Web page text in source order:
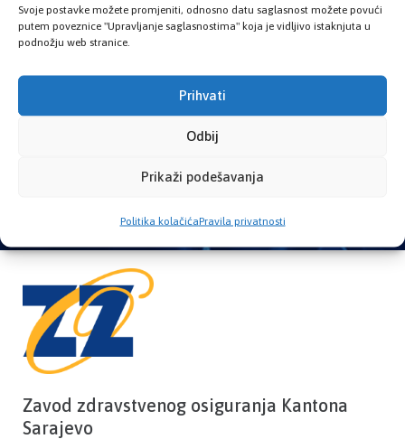
Svoje postavke možete promjeniti, odnosno datu saglasnost možete povući
putem poveznice "Upravljanje saglasnostima" koja je vidljivo istaknjuta u
podnožju web stranice.
Prihvati
Odbij
Prikaži podešavanja
Politika kolačićaPravila privatnosti
Provjerite status vaše elektronske
zdravstvene kartice
PROVJERITE STATUS
Zavod zdravstvenog osiguranja Kantona
Sarajevo